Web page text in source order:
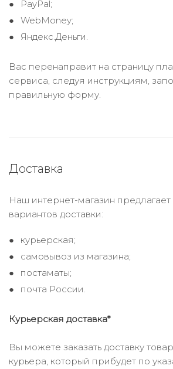
PayPal;
WebMoney;
Яндекс.Деньги.
Вас перенаправит на страницу
сервиса, следуя инструкциям,
правильную форму.
Доставка
Наш интернет-магазин предлагает
вариантов доставки:
курьерская;
самовывоз из магазина;
постаматы;
почта России.
Курьерская доставка*
Вы можете заказать доставку
курьера, который прибудет по